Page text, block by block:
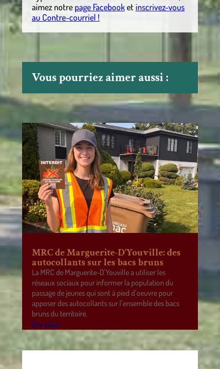
aimez notre page Facebooket inscrivez-vous
au Contre-courriel !
Vous pourriez aimer aussi :
MRC de Marguerite-D’Youville: des
autocollants sur les bacs bruns
La MRC de Marguerite-D’Youville a utiliser les
réseaux sociaux pour informer la population du
passage de jeunes qui sont à pied d’oeuvre pour
apposer des autocollants sur l’ensemble des bacs
bruns du territoire.
lire plus